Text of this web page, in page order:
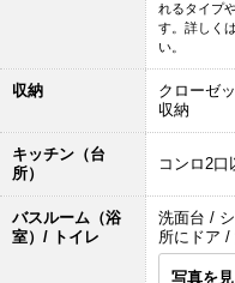
れるタイプ
す。詳しく
い。
収納
クローゼ
収納
キッチン（台
所）
コンロ2
バスルーム（浴
室）/ トイレ
洗面台 /
所にドア
写真を